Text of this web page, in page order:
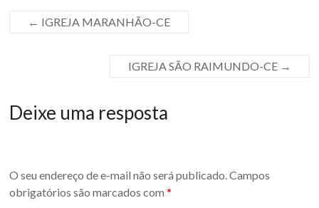
← IGREJA MARANHÃO-CE
IGREJA SÃO RAIMUNDO-CE →
Deixe uma resposta
O seu endereço de e-mail não será publicado.Campos
obrigatórios são marcados com*